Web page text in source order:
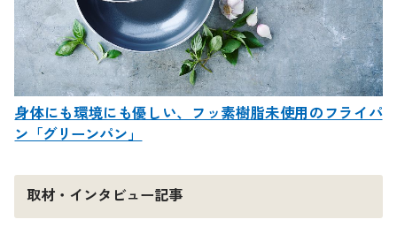
身体にも環境にも優しい、フッ素樹脂未使用のフライパ
ン「グリーンパン」
取材・インタビュー記事